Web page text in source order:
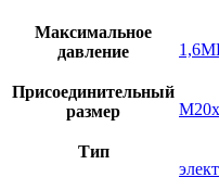
Максимальное
давление
Присоединительный
размер
Тип